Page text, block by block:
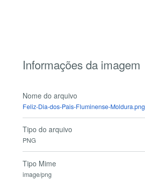
Informações da imagem
Nome do arquivo
Feliz-Dia-dos-Pais-Fluminense-Moldura.png
Tipo do arquivo
PNG
Tipo Mime
image/png